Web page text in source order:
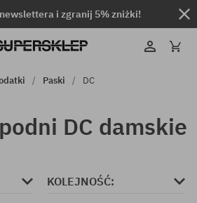
i zgranij 5% zniżki!
Paski DC
DC damskie
KOLEJNOŚĆ: